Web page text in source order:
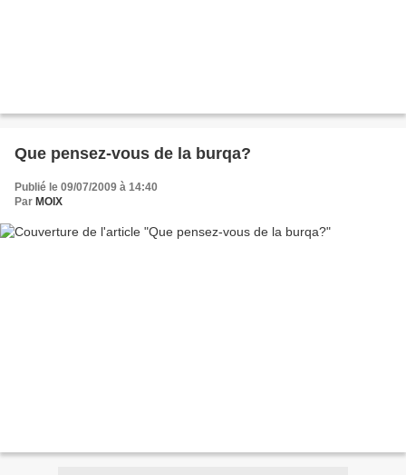
Que pensez-vous de la burqa?
Publié le 09/07/2009 à 14:40
Par MOIX